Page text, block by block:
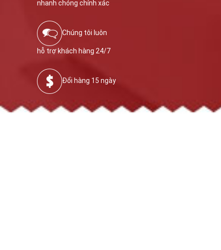
nhanh chóng chính xác
Chúng tôi luôn
hỗ trợ khách hàng 24/7
Đổi hàng 15 ngày